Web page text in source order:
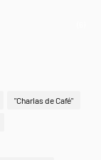
"Charlas de Café"